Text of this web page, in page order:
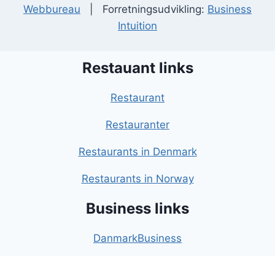
Webbureau | Forretningsudvikling: Business
Intuition
Restauant links
Restaurant
Restauranter
Restaurants in Denmark
Restaurants in Norway
Business links
DanmarkBusiness